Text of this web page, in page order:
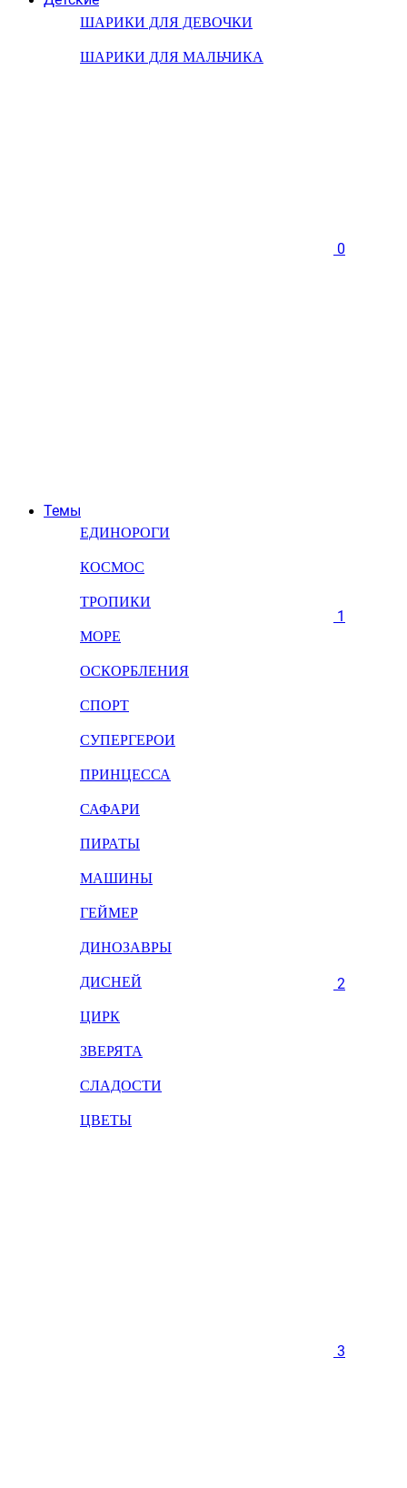
ШАРИКИ ДЛЯ ДЕВОЧКИ
ШАРИКИ ДЛЯ МАЛЬЧИКА
Темы
ЕДИНОРОГИ
КОСМОС
ТРОПИКИ
МОРЕ
ОСКОРБЛЕНИЯ
СПОРТ
СУПЕРГЕРОИ
ПРИНЦЕССА
САФАРИ
ПИРАТЫ
МАШИНЫ
ГЕЙМЕР
ДИНОЗАВРЫ
ДИСНЕЙ
ЦИРК
ЗВЕРЯТА
СЛАДОСТИ
ЦВЕТЫ
0
1
2
3